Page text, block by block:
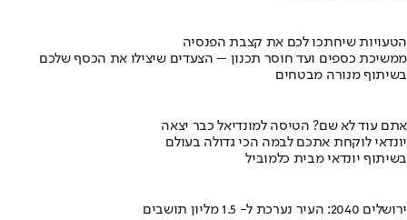
הטעויות שיחתכו לכם את קצבת הפנסיה
ממשיכת כספים ועד חוסר תכנון – הצעדים שיצילו את הכסף שלכם
בשיתוף מנורה מבטחים
אתם עוד לא שם? הטיסה למונדיאל כבר יצאה
יונדאי לוקחת אתכם לבמה הכי גדולה בעולם
בשיתוף יונדאי מבית כלמוביל
ירושלים 2040: העיר נערכת ל- 1.5 מליון תושבים